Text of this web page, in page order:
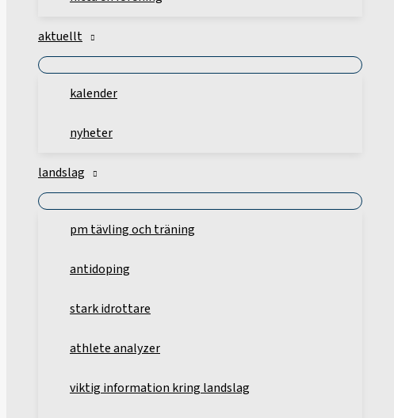
aktuellt
kalender
nyheter
landslag
pm tävling och träning
antidoping
stark idrottare
athlete analyzer
viktig information kring landslag